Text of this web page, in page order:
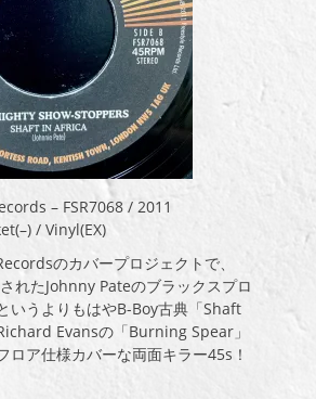
– FSR7068 / 2011
/ Vinyl(EX)
のカバープロジェクトで、
れたJohnny Pateのブラックスプロ
いうよりもはやB-Boy古典「Shaft
Evansの「Burning Spear」
ロア仕様カバーな両面キラー45s！